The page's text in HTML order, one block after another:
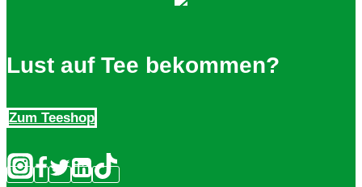
Lust auf Tee bekommen?
Zum Teeshop